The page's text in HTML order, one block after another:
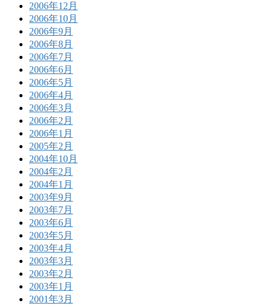
2006年12月
2006年10月
2006年9月
2006年8月
2006年7月
2006年6月
2006年5月
2006年4月
2006年3月
2006年2月
2006年1月
2005年2月
2004年10月
2004年2月
2004年1月
2003年9月
2003年7月
2003年6月
2003年5月
2003年4月
2003年3月
2003年2月
2003年1月
2001年3月